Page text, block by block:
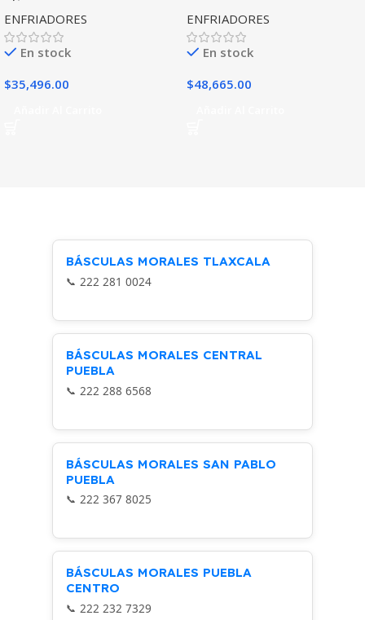
ENFRIADORES
En stock
$35,496.00
ENFRIADORES
En stock
$48,665.00
BÁSCULAS MORALES TLAXCALA
222 281 0024
BÁSCULAS MORALES CENTRAL
PUEBLA
222 288 6568
BÁSCULAS MORALES SAN PABLO
PUEBLA
222 367 8025
BÁSCULAS MORALES PUEBLA
CENTRO
222 232 7329